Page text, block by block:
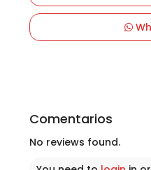
Comentarios
No reviews found.